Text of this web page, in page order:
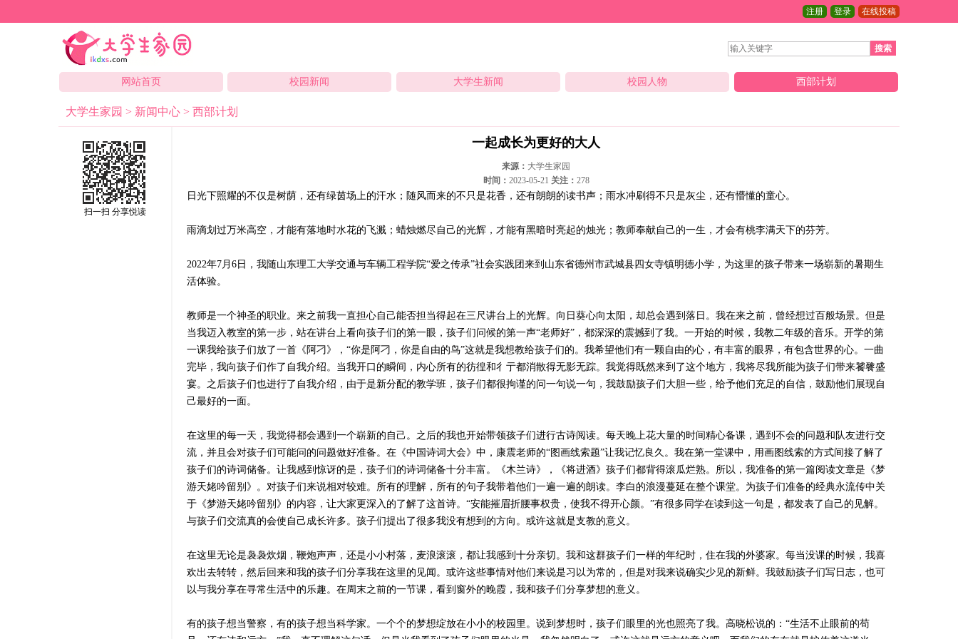
注册 登录 在线投稿
搜索
网站首页 校园新闻 大学生新闻 校园人物 西部计划
大学生家园 > 新闻中心 > 西部计划
扫一扫 分享悦读
一起成长为更好的大人
来源： 大学生家园
时间： 2023-05-21 关注： 278
日光下照耀的不仅是树荫，还有绿茵场上的汗水；随风而来的不只是花香，还有朗朗的读书声；雨水冲刷得不只是灰尘，还有懵懂的童心。
雨滴划过万米高空，才能有落地时水花的飞溅；蜡烛燃尽自己的光辉，才能有黑暗时亮起的烛光；教师奉献自己的一生，才会有桃李满天下的芬芳。
2022年7月6日，我随山东理工大学交通与车辆工程学院“爱之传承”社会实践团来到山东省德州市武城县四女寺镇明德小学，为这里的孩子带来一场崭新的暑期生
活体验。
教师是一个神圣的职业。来之前我一直担心自己能否担当得起在三尺讲台上的光辉。向日葵心向太阳，却总会遇到落日。我在来之前，曾经想过百般场景。但是
当我迈入教室的第一步，站在讲台上看向孩子们的第一眼，孩子们问候的第一声“老师好”，都深深的震撼到了我。一开始的时候，我教二年级的音乐。开学的第
一课我给孩子们放了一首《阿刁》，“你是阿刁，你是自由的鸟”这就是我想教给孩子们的。我希望他们有一颗自由的心，有丰富的眼界，有包含世界的心。一曲
完毕，我向孩子们作了自我介绍。当我开口的瞬间，内心所有的彷徨和彳亍都消散得无影无踪。我觉得既然来到了这个地方，我将尽我所能为孩子们带来饕餮盛
宴。之后孩子们也进行了自我介绍，由于是新分配的教学班，孩子们都很拘谨的问一句说一句，我鼓励孩子们大胆一些，给予他们充足的自信，鼓励他们展现自
己最好的一面。
在这里的每一天，我觉得都会遇到一个崭新的自己。之后的我也开始带领孩子们进行古诗阅读。每天晚上花大量的时间精心备课，遇到不会的问题和队友进行交
流，并且会对孩子们可能问的问题做好准备。在《中国诗词大会》中，康震老师的“图画线索题”让我记忆良久。我在第一堂课中，用画图线索的方式间接了解了
孩子们的诗词储备。让我感到惊讶的是，孩子们的诗词储备十分丰富。《木兰诗》，《将进酒》孩子们都背得滚瓜烂熟。所以，我准备的第一篇阅读文章是《梦
游天姥吟留别》。对孩子们来说相对较难。所有的理解，所有的句子我带着他们一遍一遍的朗读。李白的浪漫蔓延在整个课堂。为孩子们准备的经典永流传中关
于《梦游天姥吟留别》的内容，让大家更深入的了解了这首诗。“安能摧眉折腰事权贵，使我不得开心颜。”有很多同学在读到这一句是，都发表了自己的见解。
与孩子们交流真的会使自己成长许多。孩子们提出了很多我没有想到的方向。或许这就是支教的意义。
在这里无论是袅袅炊烟，鞭炮声声，还是小小村落，麦浪滚滚，都让我感到十分亲切。我和这群孩子们一样的年纪时，住在我的外婆家。每当没课的时候，我喜
欢出去转转，然后回来和我的孩子们分享我在这里的见闻。或许这些事情对他们来说是习以为常的，但是对我来说确实少见的新鲜。我鼓励孩子们写日志，也可
以与我分享在寻常生活中的乐趣。在周末之前的一节课，看到窗外的晚霞，我和孩子们分享梦想的意义。
有的孩子想当警察，有的孩子想当科学家。一个个的梦想绽放在小小的校园里。说到梦想时，孩子们眼里的光也照亮了我。高晓松说的：“生活不止眼前的苟